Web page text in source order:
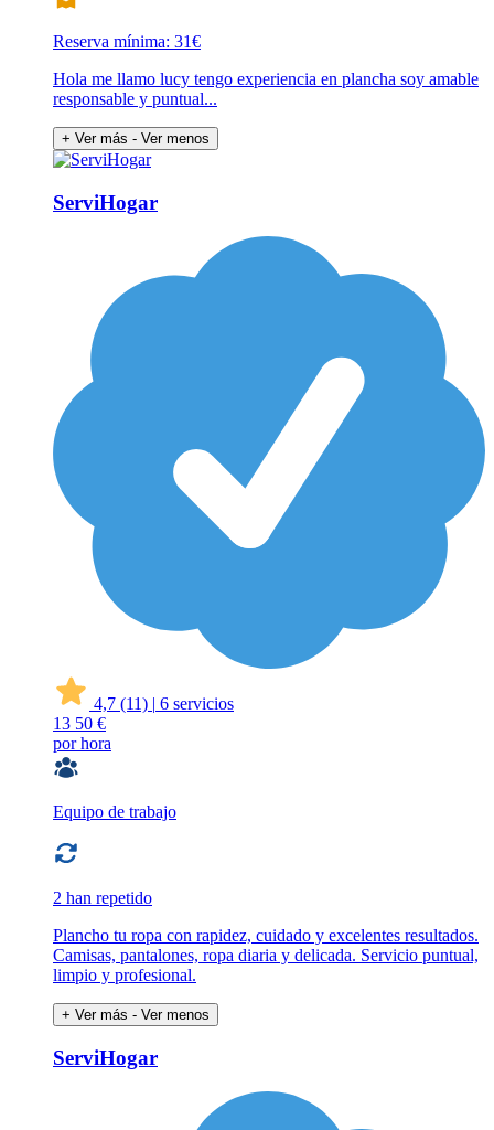
Reserva mínima: 31€
Hola me llamo lucy tengo experiencia en plancha soy amable
responsable y puntual...
+ Ver más - Ver menos
ServiHogar
4,7 (11) | 6 servicios
13 50 €
por hora
Equipo de trabajo
2 han repetido
Plancho tu ropa con rapidez, cuidado y excelentes resultados.
Camisas, pantalones, ropa diaria y delicada. Servicio puntual,
limpio y profesional.
+ Ver más - Ver menos
ServiHogar